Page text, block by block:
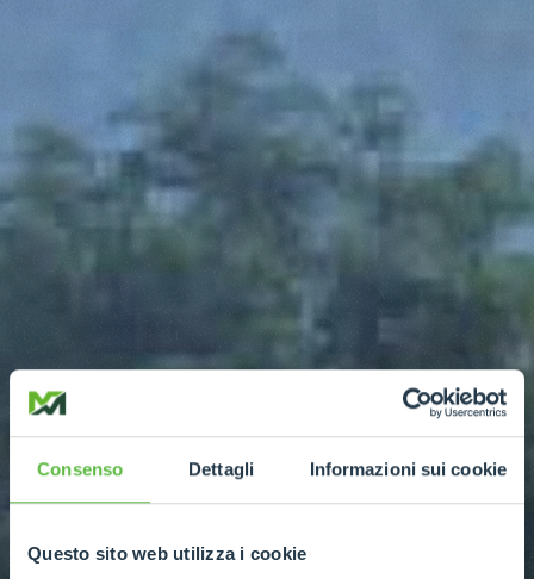
Consenso Dettagli Informazioni sui cookie
Questo sito web utilizza i cookie